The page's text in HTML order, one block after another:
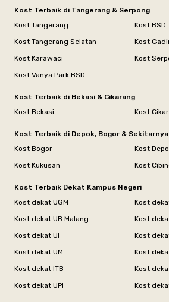
Kost Terbaik di Tangerang & Serpong
Kost Tangerang
Kost BSD
Kost Tangerang Selatan
Kost
Kost Karawaci
Kost
Kost Vanya Park BSD
Kost Terbaik di Bekasi & Cikarang
Kost Bekasi
Kost
Kost Terbaik di Depok, Bogor & Sekitarnya
Kost Bogor
Kost
Kost Kukusan
Kost
Kost Terbaik Dekat Kampus Negeri
Kost dekat UGM
Kost
Kost dekat UB Malang
Kost
Kost dekat UI
Kost
Kost dekat UM
Kost
Kost dekat ITB
Kost
Kost dekat UPI
Kost